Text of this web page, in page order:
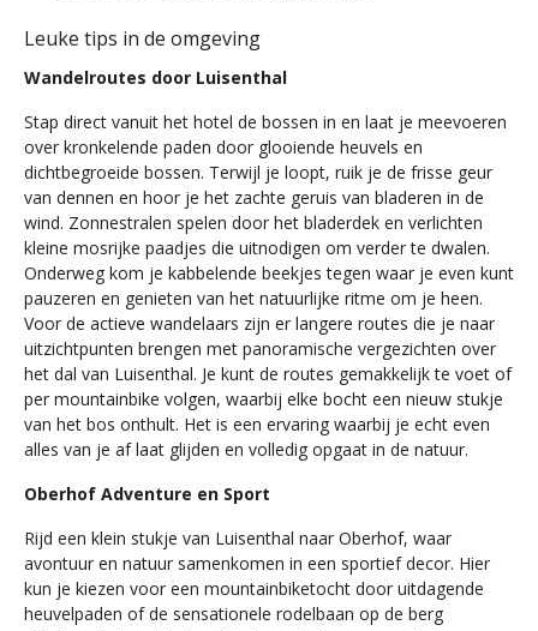
Leuke tips in de omgeving
Wandelroutes door Luisenthal
Stap direct vanuit het hotel de bossen in en laat je meevoeren
over kronkelende paden door glooiende heuvels en
dichtbegroeide bossen. Terwijl je loopt, ruik je de frisse geur
van dennen en hoor je het zachte geruis van bladeren in de
wind. Zonnestralen spelen door het bladerdek en verlichten
kleine mosrijke paadjes die uitnodigen om verder te dwalen.
Onderweg kom je kabbelende beekjes tegen waar je even kunt
pauzeren en genieten van het natuurlijke ritme om je heen.
Voor de actieve wandelaars zijn er langere routes die je naar
uitzichtpunten brengen met panoramische vergezichten over
het dal van Luisenthal. Je kunt de routes gemakkelijk te voet of
per mountainbike volgen, waarbij elke bocht een nieuw stukje
van het bos onthult. Het is een ervaring waarbij je echt even
alles van je af laat glijden en volledig opgaat in de natuur.
Oberhof Adventure en Sport
Rijd een klein stukje van Luisenthal naar Oberhof, waar
avontuur en natuur samenkomen in een sportief decor. Hier
kun je kiezen voor een mountainbiketocht door uitdagende
heuvelpaden of de sensationele rodelbaan op de berg